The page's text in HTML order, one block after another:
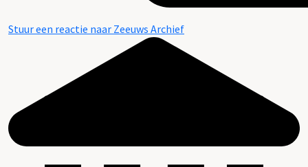
Stuur een reactie naar Zeeuws Archief